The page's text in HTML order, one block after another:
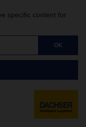
specific content for
OK